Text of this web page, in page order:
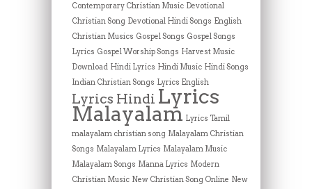
Contemporary Christian Music Devotional
Christian Song Devotional Hindi Songs English
Christian Musics Gospel Songs Gospel Songs
Lyrics Gospel Worship Songs Harvest Music
Download Hindi Lyrics Hindi Music Hindi Songs
Indian Christian Songs Lyrics English
Lyrics Hindi Lyrics
Malayalam Lyrics Tamil
malayalam christian song Malayalam Christian
Songs Malayalam Lyrics Malayalam Music
Malayalam Songs Manna Lyrics Modern
Christian Music New Christian Song Online New